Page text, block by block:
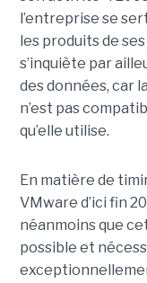
l’entreprise se
les produits de
s’inquiète par
des données, car
n’est pas
qu’elle utilise.
En matière de
VMware d’ici fin
néanmoins que
possible et